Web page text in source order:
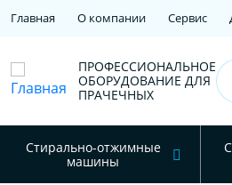
Главная О компании Сервис
ПРОФЕССИОНАЛЬНОЕ
ОБОРУДОВАНИЕ ДЛЯ
ПРАЧЕЧНЫХ
Стирально-отжимные
машины